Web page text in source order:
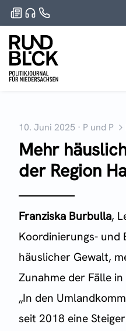
10. Juni 2025 · P und P
Mehr
der Region
Franziska Burbulla,
Koordinierungs- und
häuslicher Gewalt,
Zunahme der Fälle
„In den
seit 2018 eine